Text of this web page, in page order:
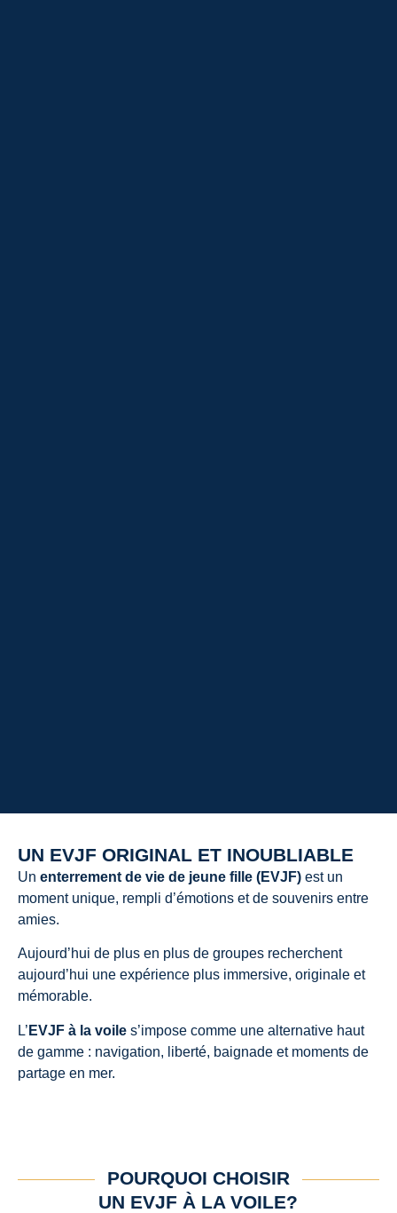
UN EVJF ORIGINAL ET INOUBLIABLE
Un enterrement de vie de jeune fille (EVJF) est un
moment unique, rempli d’émotions et de souvenirs entre
amies.
Aujourd’hui de plus en plus de groupes recherchent
aujourd’hui une expérience plus immersive, originale et
mémorable.
L’ EVJF à la voile s’impose comme une alternative haut
de gamme : navigation, liberté, baignade et moments de
partage en mer.
POURQUOI CHOISIR
UN EVJF À LA VOILE?